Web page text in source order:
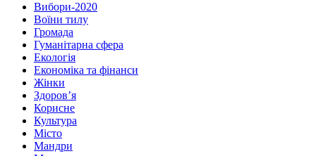
Вибори-2020
Воїни тилу
Громада
Гуманітарна сфера
Екологія
Економіка та фінанси
Жінки
Здоров’я
Корисне
Культура
Місто
Мандри